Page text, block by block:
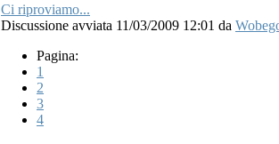
Ci riproviamo...
Discussione avviata 11/03/2009 12:01 da
Pagina:
1
2
3
4